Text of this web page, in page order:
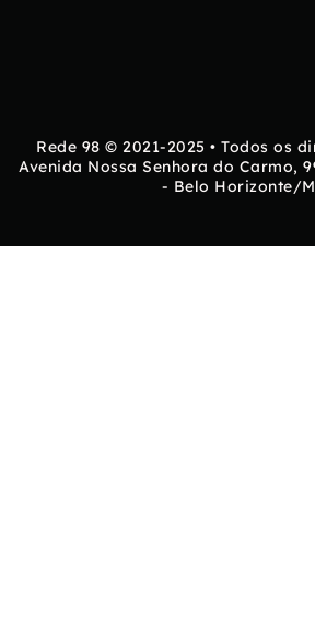
Rede 98 © 2021-2025 • Todos os
Avenida Nossa Senhora do Carmo,
- Belo Horizonte/